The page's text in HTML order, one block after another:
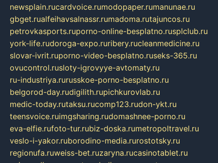
newsplain.rucardvoice.rumodopaper.rumanunae.ru
gbget.rualfeihavsalnassr.rumadoma.rutajuncos.ru
petrovkasports.ruporno-online-besplatno.rusplclub.ru
york-life.rudoroga-expo.ruribery.rucleanmedicine.ru
slovar-ivrit.ruporno-video-besplatno.ruseks-365.ru
ovucontrol.rusloty-igrovyye-avtomaty.ru
ru-industriya.rurusskoe-porno-besplatno.ru
belgorod-day.rudigilith.rupichkurovlab.ru
medic-today.rutaksu.rucomp123.rudon-ykt.ru
teensvoice.ruimgsharing.rudomashnee-porno.ru
eva-elfie.rufoto-tur.rubiz-doska.rumetropoltravel.ru
veslo-i-yakor.ruborodino-media.rurostotsky.ru
regionufa.ruweiss-bet.ruzaryna.rucasinotablet.ru